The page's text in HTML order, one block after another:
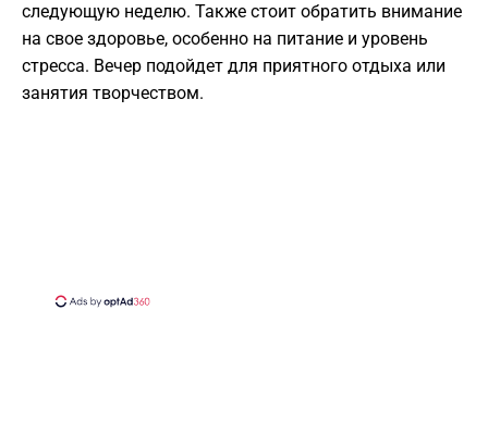
следующую неделю. Также стоит обратить внимание
на свое здоровье, особенно на питание и уровень
стресса. Вечер подойдет для приятного отдыха или
занятия творчеством.